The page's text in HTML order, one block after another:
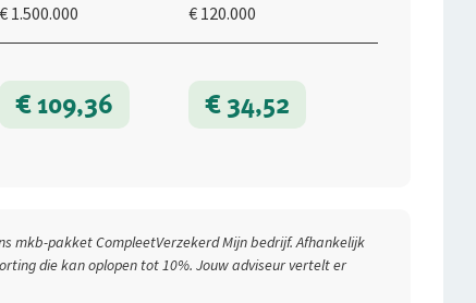
€ 1.500.000 € 120.000
€ 109,36 € 34,52
mkb-pakket CompleetVerzekerd Mijn bedrijf. Afhankelijk
die kan oplopen tot 10%. Jouw adviseur vertelt er